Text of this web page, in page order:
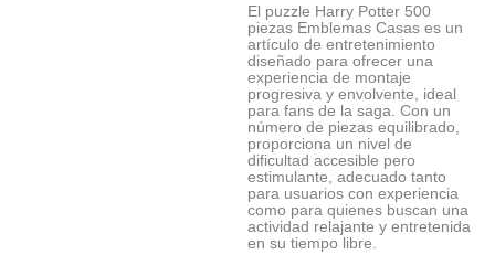
El puzzle Harry Potter 500
piezas Emblemas Casas es un
artículo de entretenimiento
diseñado para ofrecer una
experiencia de montaje
progresiva y envolvente, ideal
para fans de la saga. Con un
número de piezas equilibrado,
proporciona un nivel de
dificultad accesible pero
estimulante, adecuado tanto
para usuarios con experiencia
como para quienes buscan una
actividad relajante y entretenida
en su tiempo libre.